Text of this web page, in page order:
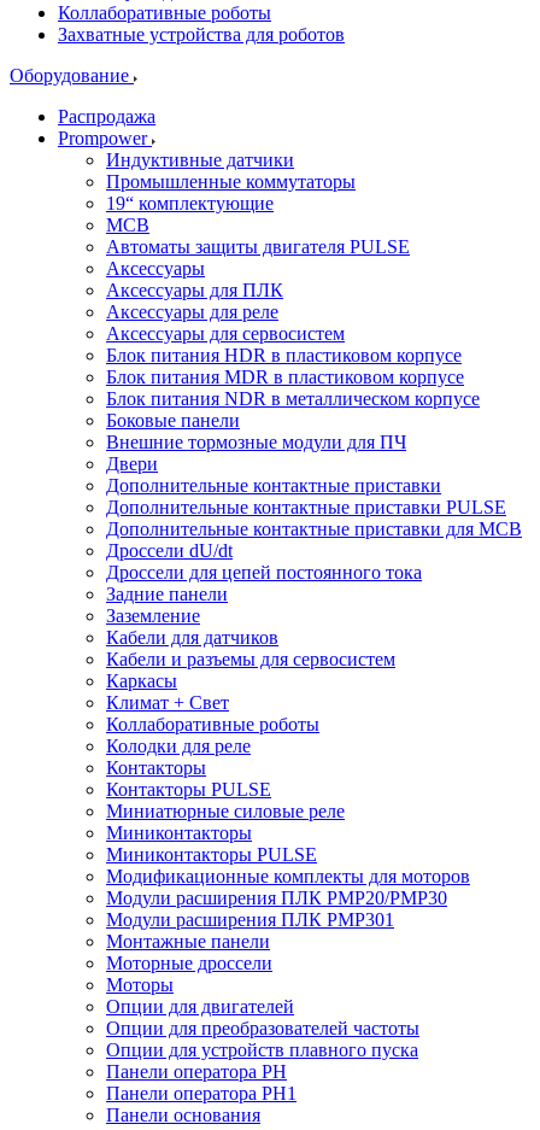
Коллаборативные роботы
Захватные устройства для роботов
Оборудование
Распродажа
Prompower
Индуктивные датчики
Промышленные коммутаторы
19“ комплектующие
MCB
Автоматы защиты двигателя PULSE
Аксессуары
Аксессуары для ПЛК
Аксессуары для реле
Аксессуары для сервосистем
Блок питания HDR в пластиковом корпусе
Блок питания MDR в пластиковом корпусе
Блок питания NDR в металлическом корпусе
Боковые панели
Внешние тормозные модули для ПЧ
Двери
Дополнительные контактные приставки
Дополнительные контактные приставки PULSE
Дополнительные контактные приставки для MCB
Дроссели dU/dt
Дроссели для цепей постоянного тока
Задние панели
Заземление
Кабели для датчиков
Кабели и разъемы для сервосистем
Каркасы
Климат + Свет
Коллаборативные роботы
Колодки для реле
Контакторы
Контакторы PULSE
Миниатюрные силовые реле
Миниконтакторы
Миниконтакторы PULSE
Модификационные комплекты для моторов
Модули расширения ПЛК PMP20/PMP30
Модули расширения ПЛК PMP301
Монтажные панели
Моторные дроссели
Моторы
Опции для двигателей
Опции для преобразователей частоты
Опции для устройств плавного пуска
Панели оператора PH
Панели оператора PH1
Панели основания